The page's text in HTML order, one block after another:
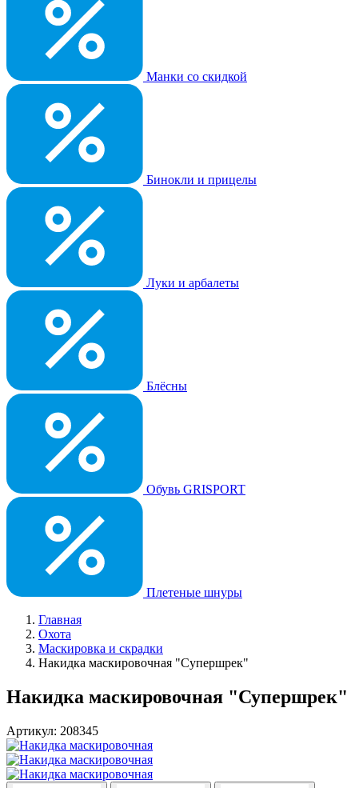
Манки со скидкой
Бинокли и прицелы
Луки и арбалеты
Блёсны
Обувь GRISPORT
Плетеные шнуры
Главная
Охота
Маскировка и скрадки
Накидка маскировочная "Супершрек"
Накидка маскировочная "Супершрек"
Артикул: 208345